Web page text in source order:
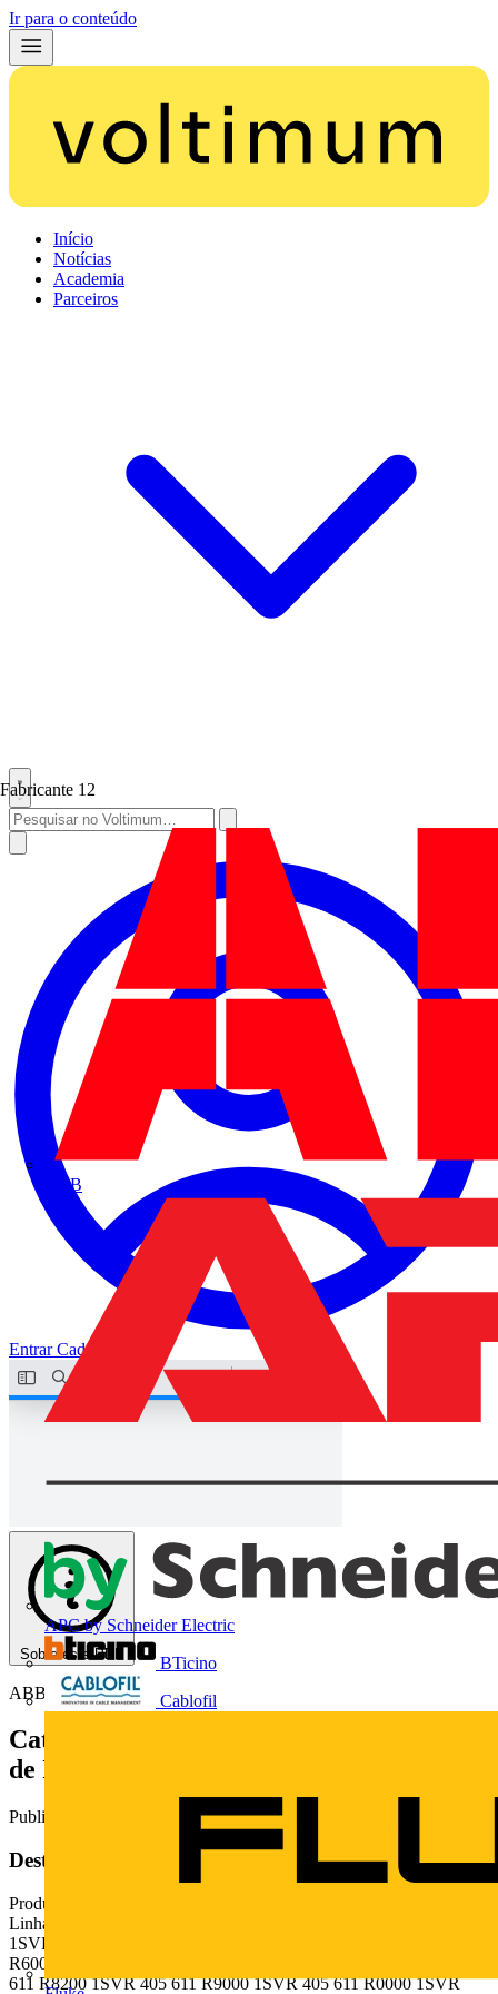
Ir para o conteúdo
Início
Notícias
Academia
Parceiros
Fabricante 12
ABB
APC by Schneider Electric
BTicino
Cablofil
EntrarCadastrar
Sobre este PDF
ABB
Catálogo de Produtos Eletrônicos e Relés
de Interface
Publicado: 3 de junho de 2013· Categoria: Catálogos
Deste documento
Produtos de Baixa Tenso Produtos eletrnicos e rels de interface
Linhas CR, R500 e R600 Rels de interface plugveis Linha CR-M
1SVR 405 611 R4000 1SVR 405 611 R1000 1SVR 405 611
R6000 1SVR 405 611 R4200 1SVR 405 611 R8000 1SVR 405
611 R8200 1SVR 405 611 R9000 1SVR 405 611 R0000 1SVR